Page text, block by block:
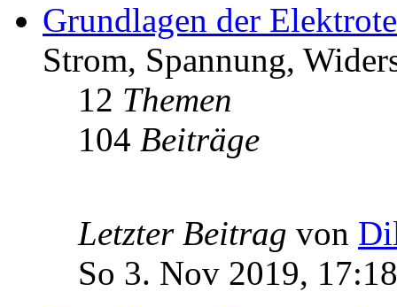
Grundlagen der
Strom, Spannung,
12 Themen
104 Beiträge
Letzter Beitrag von
So 3. Nov 2019, 17:18